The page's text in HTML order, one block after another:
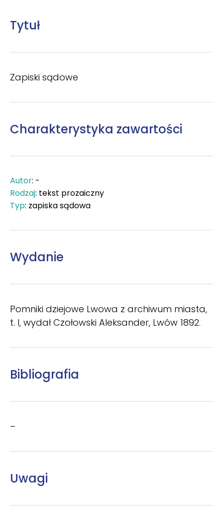
Tytuł
Zapiski sądowe
Charakterystyka zawartości
Autor: -
Rodzaj: tekst prozaiczny
Typ: zapiska sądowa
Wydanie
Pomniki dziejowe Lwowa z archiwum miasta,
t. I, wydał Czołowski Aleksander, Lwów 1892.
Bibliografia
–
Uwagi